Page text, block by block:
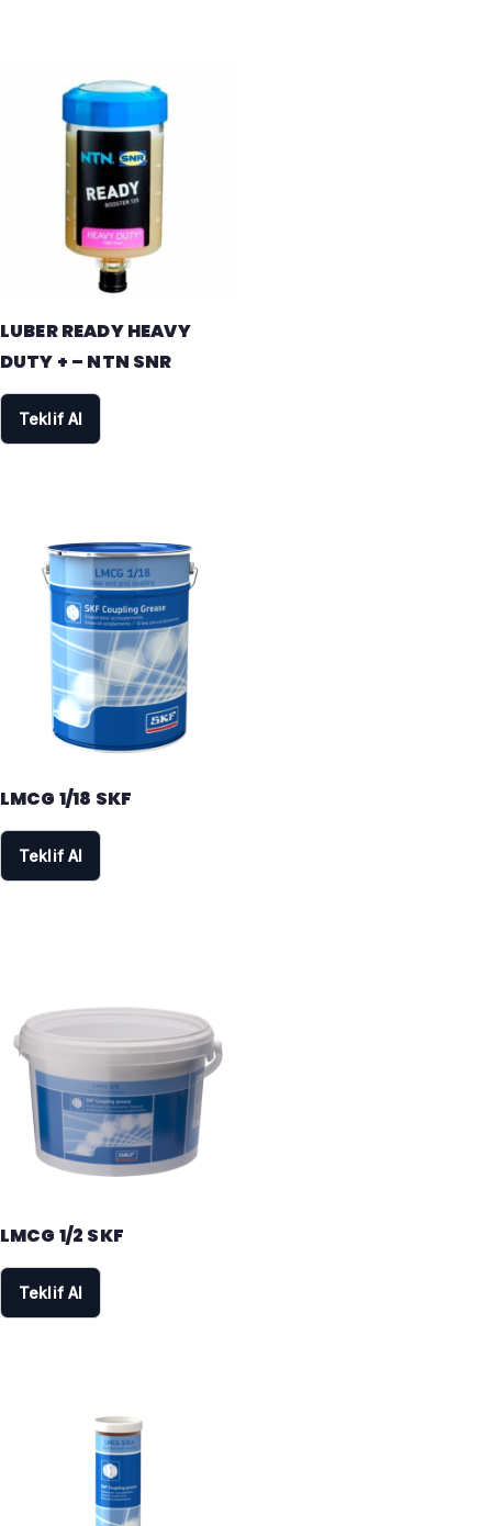
LUBER READY HEAVY
DUTY + – NTN SNR
Teklif Al
LMCG 1/18 SKF
Teklif Al
LMCG 1/2 SKF
Teklif Al